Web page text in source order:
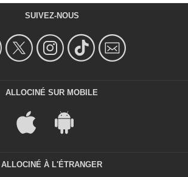
SUIVEZ-NOUS
ALLOCINÉ SUR MOBILE
ALLOCINÉ À L'ÉTRANGER